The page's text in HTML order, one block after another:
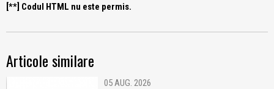
[**] Codul HTML nu este permis.
Articole similare
05 AUG. 2026